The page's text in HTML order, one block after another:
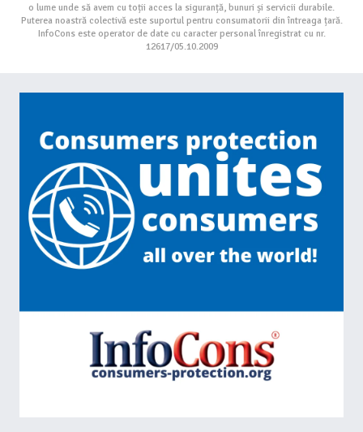
o lume unde să avem cu toții acces la siguranță, bunuri și servicii durabile.
Puterea noastră colectivă este suportul pentru consumatorii din întreaga țară.
InfoCons este operator de date cu caracter personal înregistrat cu nr.
12617/05.10.2009